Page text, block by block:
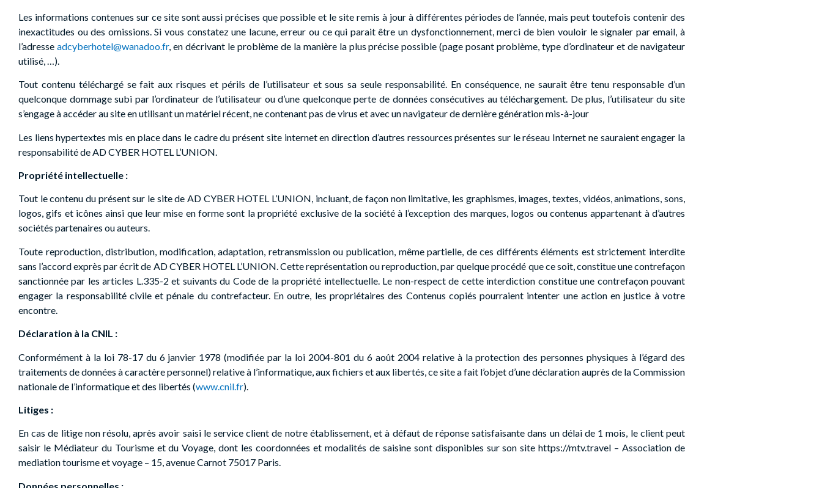
Les informations contenues sur ce site sont aussi précises que possible et le site remis à jour à différentes périodes de l’année, mais peut toutefois contenir des
inexactitudes ou des omissions. Si vous constatez une lacune, erreur ou ce qui parait être un dysfonctionnement, merci de bien vouloir le signaler par email, à
l’adresse adcyberhotel@wanadoo.fr, en décrivant le problème de la manière la plus précise possible (page posant problème, type d’ordinateur et de navigateur
utilisé, …).
Tout contenu téléchargé se fait aux risques et périls de l’utilisateur et sous sa seule responsabilité. En conséquence, ne saurait être tenu responsable d’un
quelconque dommage subi par l’ordinateur de l’utilisateur ou d’une quelconque perte de données consécutives au téléchargement. De plus, l’utilisateur du site
s’engage à accéder au site en utilisant un matériel récent, ne contenant pas de virus et avec un navigateur de dernière génération mis-à-jour
Les liens hypertextes mis en place dans le cadre du présent site internet en direction d’autres ressources présentes sur le réseau Internet ne sauraient engager la
responsabilité de AD CYBER HOTEL L’UNION.
Propriété intellectuelle :
Tout le contenu du présent sur le site de AD CYBER HOTEL L’UNION, incluant, de façon non limitative, les graphismes, images, textes, vidéos, animations, sons,
logos, gifs et icônes ainsi que leur mise en forme sont la propriété exclusive de la société à l’exception des marques, logos ou contenus appartenant à d’autres
sociétés partenaires ou auteurs.
Toute reproduction, distribution, modification, adaptation, retransmission ou publication, même partielle, de ces différents éléments est strictement interdite
sans l’accord exprès par écrit de AD CYBER HOTEL L’UNION. Cette représentation ou reproduction, par quelque procédé que ce soit, constitue une contrefaçon
sanctionnée par les articles L.335-2 et suivants du Code de la propriété intellectuelle. Le non-respect de cette interdiction constitue une contrefaçon pouvant
engager la responsabilité civile et pénale du contrefacteur. En outre, les propriétaires des Contenus copiés pourraient intenter une action en justice à votre
encontre.
Déclaration à la CNIL :
Conformément à la loi 78-17 du 6 janvier 1978 (modifiée par la loi 2004-801 du 6 août 2004 relative à la protection des personnes physiques à l’égard des
traitements de données à caractère personnel) relative à l’informatique, aux fichiers et aux libertés, ce site a fait l’objet d’une déclaration auprès de la Commission
nationale de l’informatique et des libertés (www.cnil.fr).
Litiges :
En cas de litige non résolu, après avoir saisi le service client de notre établissement, et à défaut de réponse satisfaisante dans un délai de 1 mois, le client peut
saisir le Médiateur du Tourisme et du Voyage, dont les coordonnées et modalités de saisine sont disponibles sur son site https://mtv.travel – Association de
mediation tourisme et voyage – 15, avenue Carnot 75017 Paris.